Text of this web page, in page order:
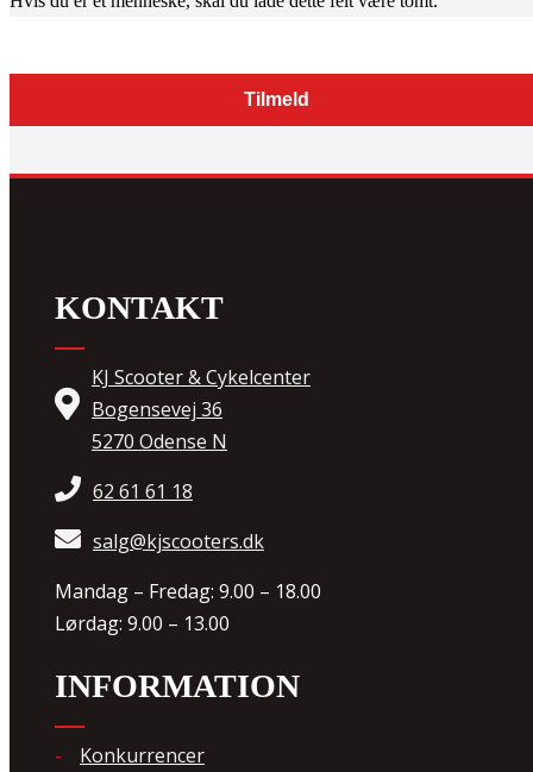
Tilmeld
KONTAKT
KJ Scooter & Cykelcenter
Bogensevej 36
5270 Odense N
62 61 61 18
salg@kjscooters.dk
Mandag – Fredag: 9.00 – 18.00
Lørdag: 9.00 – 13.00
INFORMATION
Konkurrencer